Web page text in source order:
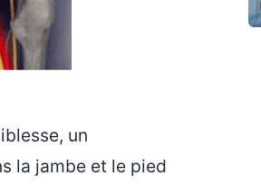
un
la jambe et le pied